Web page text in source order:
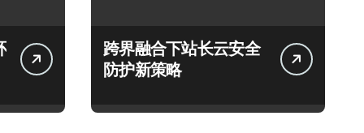
跨界融合下站长云安全
防护新策略